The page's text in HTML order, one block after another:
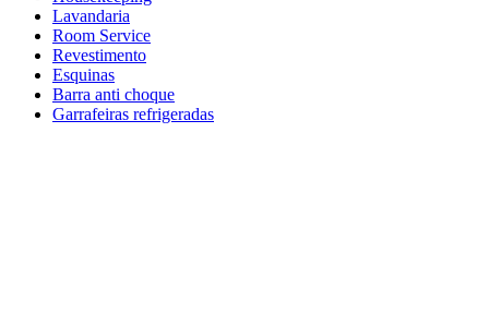
Lavandaria
Room Service
Revestimento
Esquinas
Barra anti choque
Garrafeiras refrigeradas